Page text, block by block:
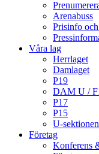
Arenabuss
Prisinfo
Våra lag
Herrlaget
Damlaget
P19
DAM U /
P17
P15
U-sektionen
Företag
Konferens